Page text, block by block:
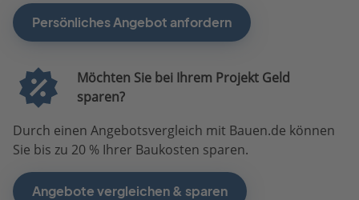
Persönliches Angebot anfordern
Möchten Sie bei Ihrem Projekt Geld
sparen?
Durch einen Angebotsvergleich mit Bauen.de können
Sie bis zu 20 % Ihrer Baukosten sparen.
Angebote vergleichen & sparen